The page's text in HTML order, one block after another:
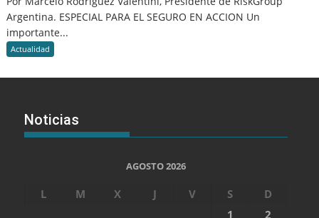
Argentina. ESPECIAL PARA EL SEGURO EN ACCION Un
importante...
Actualidad
Noticias
AGOSTO 2026
L M X J V S
D
1
2